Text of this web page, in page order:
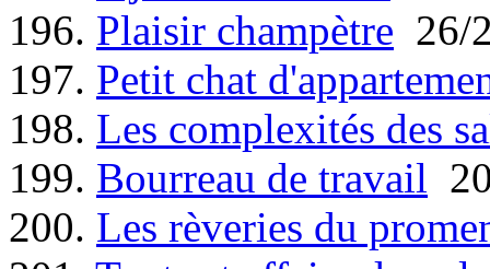
196. Plaisir champètre 26/
197. Petit chat
198. Les complexités des
199. Bourreau de travail
200. Les rèveries du